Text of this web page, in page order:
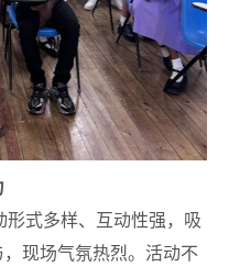
形式多样、互动性强，吸
现场气氛热烈。活动不